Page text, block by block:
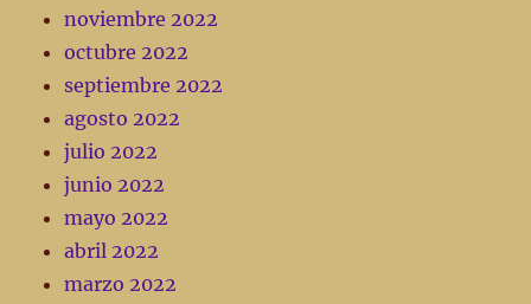
noviembre 2022
octubre 2022
septiembre 2022
agosto 2022
julio 2022
junio 2022
mayo 2022
abril 2022
marzo 2022